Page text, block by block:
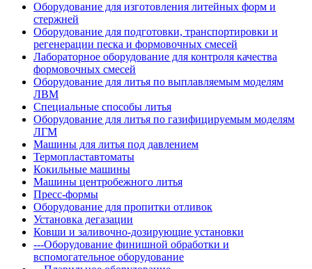
Оборудование для изготовления литейных форм и
стержней
Оборудование для подготовки, транспортировки и
регенерации песка и формовочных смесей
Лабораторное оборудование для контроля качества
формовочных смесей
Оборудование для литья по выплавляемым моделям
ЛВМ
Специальные способы литья
Оборудование для литья по газифицируемым моделям
ЛГМ
Машины для литья под давлением
Термопластавтоматы
Кокильные машины
Машины центробежного литья
Пресс-формы
Оборудование для пропитки отливок
Установка дегазации
Ковши и заливочно-дозирующие установки
---Оборудование финишной обработки и
вспомогательное оборудование